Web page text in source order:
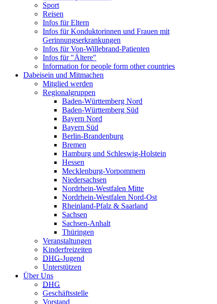
Sport
Reisen
Infos für Eltern
Infos für Konduktorinnen und Frauen mit
Gerinnungserkrankungen
Infos für Von-Willebrand-Patienten
Infos für "Ältere"
Information for people form other countries
Dabeisein und Mitmachen
Mitglied werden
Regionalgruppen
Baden-Württemberg Nord
Baden-Württemberg Süd
Bayern Nord
Bayern Süd
Berlin-Brandenburg
Bremen
Hamburg und Schleswig-Holstein
Hessen
Mecklenburg-Vorpommern
Niedersachsen
Nordrhein-Westfalen Mitte
Nordrhein-Westfalen Nord-Ost
Rheinland-Pfalz & Saarland
Sachsen
Sachsen-Anhalt
Thüringen
Veranstaltungen
Kinderfreizeiten
DHG-Jugend
Unterstützen
Über Uns
DHG
Geschäftsstelle
Vorstand